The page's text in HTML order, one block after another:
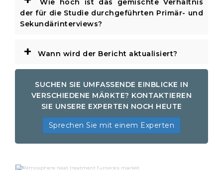
Wie hoch ist das gemischte Verhältnis
der für die Studie durchgeführten Primär- und
Sekundärinterviews?
+ Wann wird der Bericht aktualisiert?
SUCHEN SIE UMFASSENDE EINBLICKE IN
VERSCHIEDENE MÄRKTE? KONTAKTIEREN
SIE UNSERE EXPERTEN NOCH HEUTE
Sprechen Sie mit einem Experten
Globaler Marktforschungsbericht für